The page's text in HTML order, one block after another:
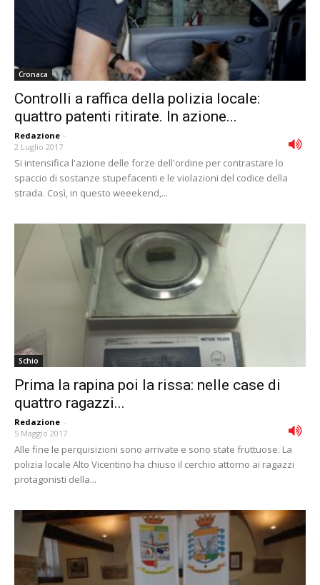
Cronaca
Controlli a raffica della polizia locale:
quattro patenti ritirate. In azione...
Redazione -
2 Luglio 2017
Si intensifica l'azione delle forze dell'ordine per contrastare lo
spaccio di sostanze stupefacenti e le violazioni del codice della
strada. Così, in questo weeekend,...
Schio
Prima la rapina poi la rissa: nelle case di
quattro ragazzi...
Redazione -
5 Maggio 2017
Alle fine le perquisizioni sono arrivate e sono state fruttuose. La
polizia locale Alto Vicentino ha chiuso il cerchio attorno ai ragazzi
protagonisti della...